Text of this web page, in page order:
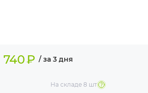
740₽ / за 3 дня
На складе8 шт